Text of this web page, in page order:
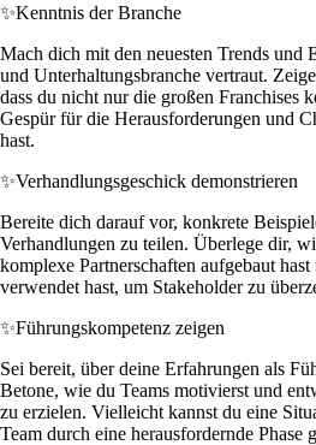
✨Kenntnis der Branche
Mach dich mit den neuesten Trends
und Unterhaltungsbranche vertraut.
dass du nicht nur die großen Franchises
Gespür für die Herausforderungen und
hast.
✨Verhandlungsgeschick demonstrieren
Bereite dich darauf vor, konkrete
Verhandlungen zu teilen. Überlege dir,
komplexe Partnerschaften aufgebaut
verwendet hast, um Stakeholder zu
✨Führungskompetenz zeigen
Sei bereit, über deine Erfahrungen als
Betone, wie du Teams motivierst und
zu erzielen. Vielleicht kannst du eine
Team durch eine herausfordernde Phase